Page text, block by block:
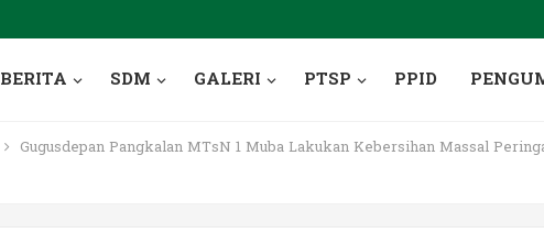
BERITA SDM GALERI PTSP PPID
Gugusdepan Pangkalan MTsN 1 Muba Lakukan Kebersihan Massal